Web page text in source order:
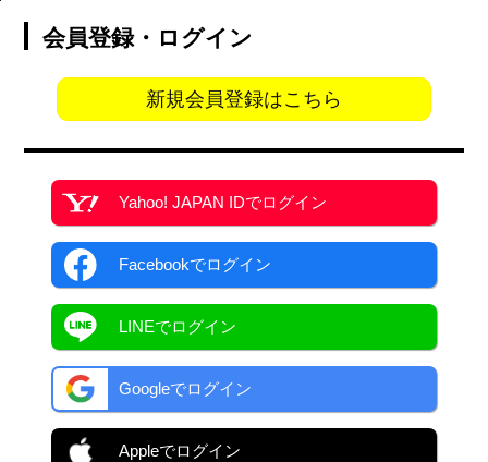
会員登録・ログイン
新規会員登録はこちら
Yahoo! JAPAN IDでログイン
Facebookでログイン
LINEでログイン
Googleでログイン
Appleでログイン